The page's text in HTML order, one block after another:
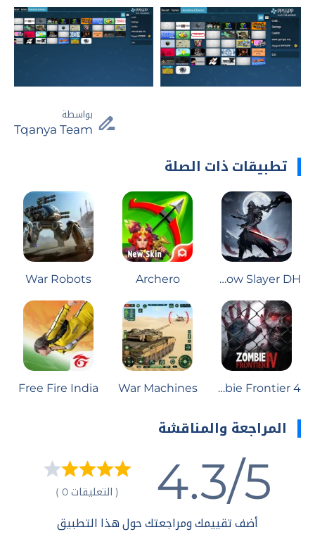
بواسطة
Tqanya Team
تطبيقات ذات الصلة
Shadow Slayer DH
Archero
War Robots
Zombie Frontier 4
War Machines
Free Fire India
المراجعة والمناقشة
4.3/5 ( التعليقات 0 )
أضف تقييمك ومراجعتك حول هذا التطبيق